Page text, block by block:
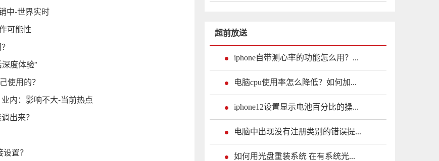
中-世界实时
可能性
度体验”
使用的？
内：影响不大-当前热点
出来？
置？
超前放送
iphone自带测心率的功能怎么用？...
电脑cpu使用率怎么降低？如何加...
iphone12设置显示电池百分比的操...
电脑中出现没有注册类别的错误提...
如何用光盘重装系统 在有系统光...